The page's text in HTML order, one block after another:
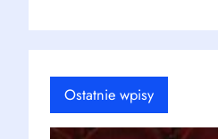
Ostatnie wpisy